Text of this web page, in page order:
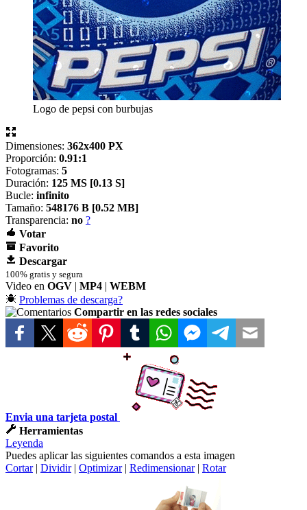
Logo de pepsi con burbujas
Dimensiones: 362x400 PX
Proporción: 0.91:1
Fotogramas: 5
Duración: 125 MS [0.13 S]
Bucle: infinito
Tamaño: 548176 B [0.52 MB]
Transparencia: no ?
Votar
Favorito
Descargar
100% gratis y segura
Video en OGV | MP4 | WEBM
Problemas de descarga?
Compartir en las redes sociales
Envia una tarjeta postal
Herramientas
Leyenda
Puedes aplicar las siguientes comandos a esta imagen
Cortar| Dividir| Optimizar| Redimensionar| Rotar